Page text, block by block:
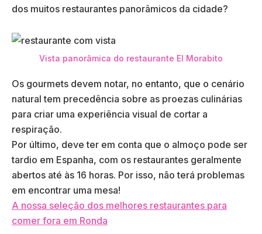
dos muitos restaurantes panorâmicos da cidade?
Vista panorâmica do restaurante El Morabito
Os gourmets devem notar, no entanto, que o cenário
natural tem precedência sobre as proezas culinárias
para criar uma experiência visual de cortar a
respiração.
Por último, deve ter em conta que o almoço pode ser
tardio em Espanha, com os restaurantes geralmente
abertos até às 16 horas. Por isso, não terá problemas
em encontrar uma mesa!
A nossa seleção dos melhores restaurantes para
comer fora em Ronda